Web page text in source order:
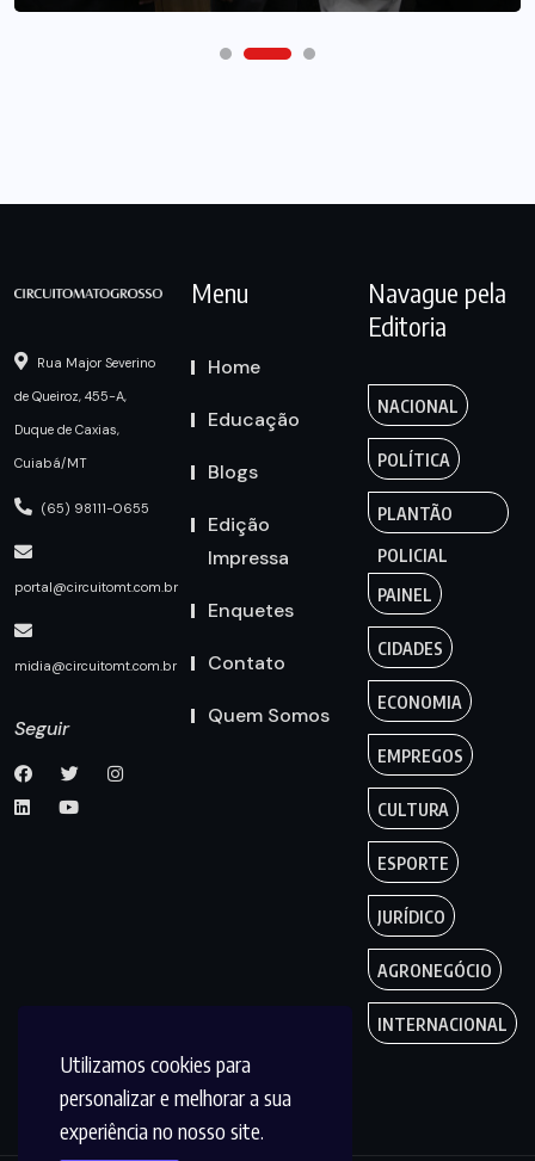
Utilizamos cookies para
personalizar e melhorar a sua
experiência no nosso site.
Rua Major Severino
de Queiroz, 455-A,
Duque de Caxias,
Cuiabá/MT
(65) 98111-0655
portal@circuitomt.com.br
midia@circuitomt.com.br
Seguir
Menu
Home
Educação
Blogs
Edição
Impressa
Enquetes
Contato
Quem Somos
Navague pela
Editoria
NACIONAL
POLÍTICA
PLANTÃO
POLICIAL
PAINEL
CIDADES
ECONOMIA
EMPREGOS
CULTURA
ESPORTE
JURÍDICO
AGRONEGÓCIO
INTERNACIONAL